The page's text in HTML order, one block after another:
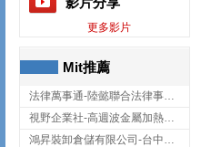
更多影片
Mit推薦
法律萬事通-陸懿聯合法律事務所
視野企業社-高週波金屬加熱設備,彰化高週波金屬加熱設備
鴻昇裝卸倉儲有限公司-台中貨櫃裝卸